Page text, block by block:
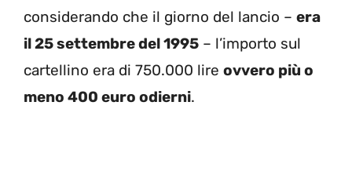
considerando che il giorno del lancio – era
il 25 settembre del 1995 – l’importo sul
cartellino era di 750.000 lire ovvero più o
meno 400 euro odierni.